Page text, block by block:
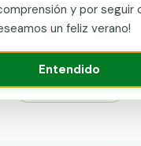
y por seguir
un feliz verano!
Entendido
PVC malla H.
Llamar ahora
Ver catálogo
Presupuesto